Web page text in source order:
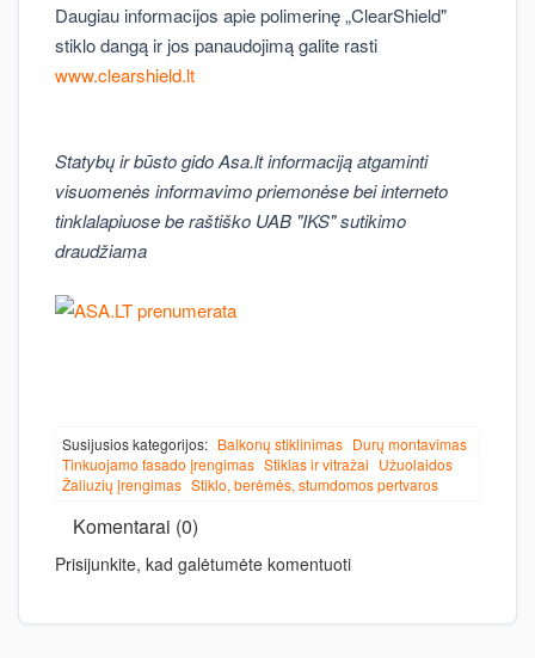
Daugiau informacijos apie polimerinę „ClearShield"
stiklo dangą ir jos panaudojimą galite rasti
www.clearshield.lt
Statybų ir būsto gido Asa.lt informaciją atgaminti
visuomenės informavimo priemonėse bei interneto
tinklalapiuose be raštiško UAB "IKS" sutikimo
draudžiama
Susijusios kategorijos: Balkonų stiklinimas Durų montavimas
Tinkuojamo fasado įrengimas Stiklas ir vitražai Užuolaidos
Žaliuzių įrengimas Stiklo, berėmės, stumdomos pertvaros
Komentarai (0)
Prisijunkite, kad galėtumėte komentuoti